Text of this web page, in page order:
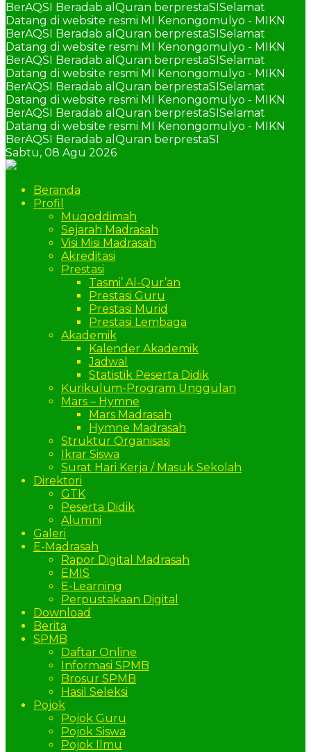
BerAQSI Beradab alQuran berprestaSISelamat
Datang di website resmi MI Kenongomulyo - MIKN
BerAQSI Beradab alQuran berprestaSISelamat
Datang di website resmi MI Kenongomulyo - MIKN
BerAQSI Beradab alQuran berprestaSISelamat
Datang di website resmi MI Kenongomulyo - MIKN
BerAQSI Beradab alQuran berprestaSISelamat
Datang di website resmi MI Kenongomulyo - MIKN
BerAQSI Beradab alQuran berprestaSISelamat
Datang di website resmi MI Kenongomulyo - MIKN
BerAQSI Beradab alQuran berprestaSI
Sabtu, 08 Agu 2026
Beranda
Profil
Muqoddimah
Sejarah Madrasah
Visi Misi Madrasah
Akreditasi
Prestasi
Tasmi’ Al-Qur’an
Prestasi Guru
Prestasi Murid
Prestasi Lembaga
Akademik
Kalender Akademik
Jadwal
Statistik Peserta Didik
Kurikulum-Program Unggulan
Mars – Hymne
Mars Madrasah
Hymne Madrasah
Struktur Organisasi
Ikrar Siswa
Surat Hari Kerja / Masuk Sekolah
Direktori
GTK
Peserta Didik
Alumni
Galeri
E-Madrasah
Rapor Digital Madrasah
EMIS
E-Learning
Perpustakaan Digital
Download
Berita
SPMB
Daftar Online
Informasi SPMB
Brosur SPMB
Hasil Seleksi
Pojok
Pojok Guru
Pojok Siswa
Pojok Ilmu